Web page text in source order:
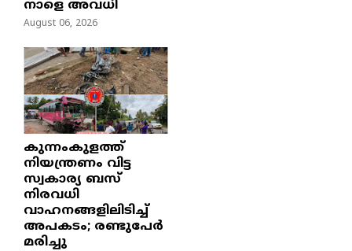
നാളെ അവധി
August 06, 2026
കുന്നംകുളത്ത്
നിയന്ത്രണം വിട്ട
സ്വകാര്യ ബസ്
നിരവധി
വാഹനങ്ങളിലിടിച്ച്
അപകടം; രണ്ടുപേർ
മരിച്ചു